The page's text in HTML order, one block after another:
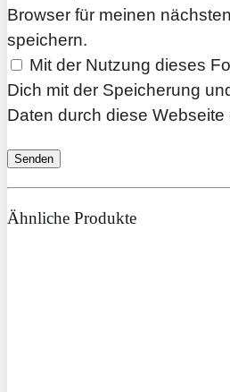
Browser für meinen
speichern.
Mit der Nutzung dieses
Dich mit der Speicherung
Daten durch diese
Ähnliche Produkte